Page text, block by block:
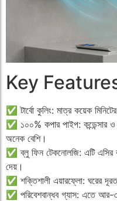
Key
✅ টার্বো কুলিং: মাত্র কয়েক
✅ ১০০% কপার পাইপ: কন্ডেন্সার ও
অনেক বেশি।
✅ ব্লু ফিন টেকনোলজি: এটি এসির
দেয়।
✅ শক্তিশালী এয়ারফ্লো: ঘরের
✅ পরিবেশবান্ধব গ্যাস: এতে আর-৩২